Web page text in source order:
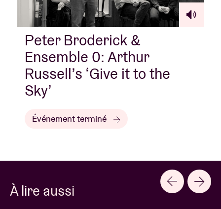
Peter Broderick &
Ensemble 0: Arthur
Russell’s ‘Give it to the
Sky’
Événement terminé
À lire aussi